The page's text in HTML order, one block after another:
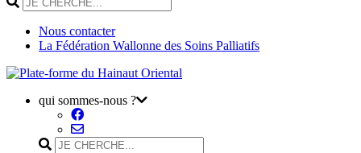
Nous contacter
La Fédération Wallonne des Soins Palliatifs
qui sommes-nous ?